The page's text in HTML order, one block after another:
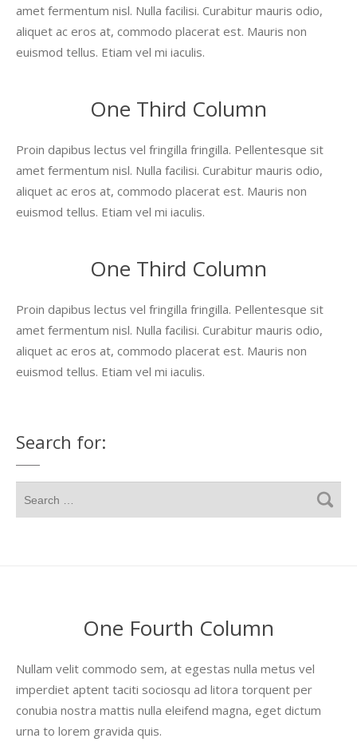
amet fermentum nisl. Nulla facilisi. Curabitur mauris odio,
aliquet ac eros at, commodo placerat est. Mauris non
euismod tellus. Etiam vel mi iaculis.
One Third Column
Proin dapibus lectus vel fringilla fringilla. Pellentesque sit
amet fermentum nisl. Nulla facilisi. Curabitur mauris odio,
aliquet ac eros at, commodo placerat est. Mauris non
euismod tellus. Etiam vel mi iaculis.
One Third Column
Proin dapibus lectus vel fringilla fringilla. Pellentesque sit
amet fermentum nisl. Nulla facilisi. Curabitur mauris odio,
aliquet ac eros at, commodo placerat est. Mauris non
euismod tellus. Etiam vel mi iaculis.
Search for:
One Fourth Column
Nullam velit commodo sem, at egestas nulla metus vel
imperdiet aptent taciti sociosqu ad litora torquent per
conubia nostra mattis nulla eleifend magna, eget dictum
urna to lorem gravida quis.